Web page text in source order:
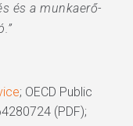
és a munkaerő-
; OECD Public
(PDF);